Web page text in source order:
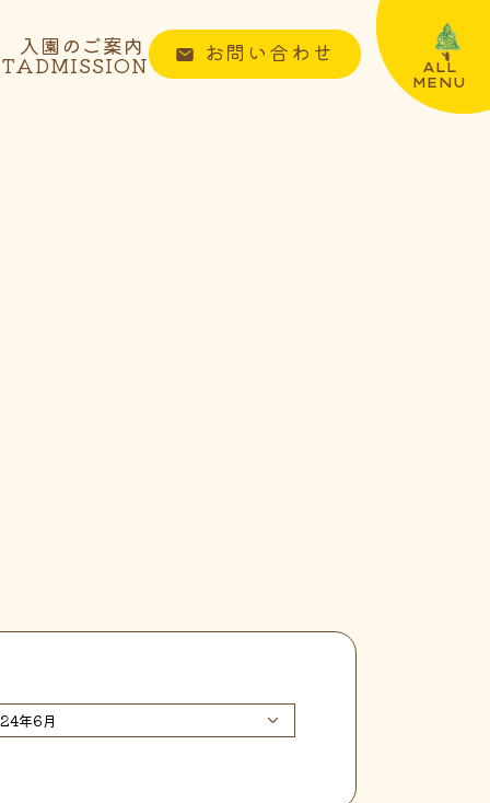
ALL
MENU
入園のご案内
ADMISSION お問い合わせ